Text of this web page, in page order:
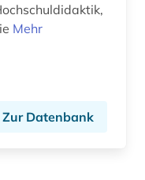
(1)
Mehr
Zur Datenbank